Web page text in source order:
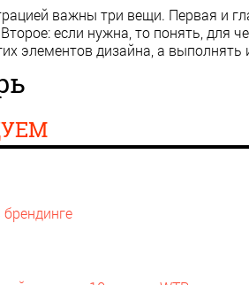
важны три вещи. Первая и
если нужна, то понять, для
элементов дизайна, а